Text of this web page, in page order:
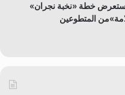
خطة «نخبة نجران»
المتطوعين